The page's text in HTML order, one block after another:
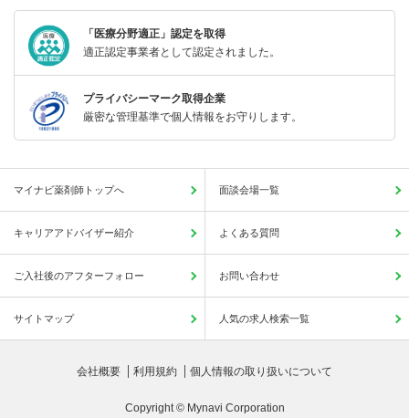
「医療分野適正」認定を取得
適正認定事業者として認定されました。
プライバシーマーク取得企業
厳密な管理基準で個人情報をお守りします。
マイナビ薬剤師トップへ 面談会場一覧
キャリアアドバイザー紹介 よくある質問
ご入社後のアフターフォロー お問い合わせ
サイトマップ 人気の求人検索一覧
会社概要 利用規約 個人情報の取り扱いについて
Copyright © Mynavi Corporation